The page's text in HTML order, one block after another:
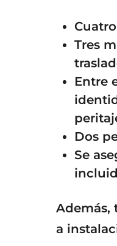
Tres
Entre
Dos
Se
Además,
a